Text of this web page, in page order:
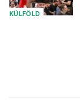
KÜLFÖLD